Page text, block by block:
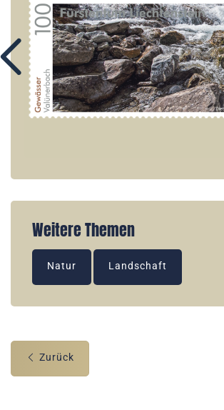
Weitere Themen
Natur Landschaft
Zurück